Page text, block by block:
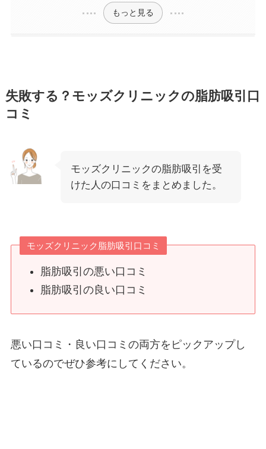
もっと見る
失敗する？モッズクリニックの脂肪吸引口
コミ
モッズクリニックの脂肪吸引を受
けた人の口コミをまとめました。
モッズクリニック脂肪吸引口コミ
脂肪吸引の悪い口コミ
脂肪吸引の良い口コミ
悪い口コミ・良い口コミの両方をピックアップし
ているのでぜひ参考にしてください。